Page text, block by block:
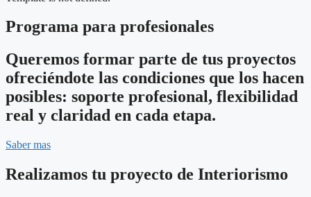
Programa para profesionales
Queremos formar parte de tus proyectos
ofreciéndote las condiciones que los hacen
posibles: soporte profesional, flexibilidad
real y claridad en cada etapa.
Saber mas
Realizamos tu proyecto de Interiorismo